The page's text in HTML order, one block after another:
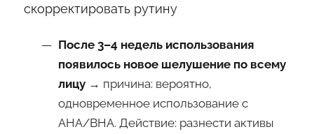
скорректировать рутину
После 3–4 недель использования
появилось новое шелушение по всему
лицу → причина: вероятно,
одновременное использование с
AHA/BHA. Действие: разнести активы